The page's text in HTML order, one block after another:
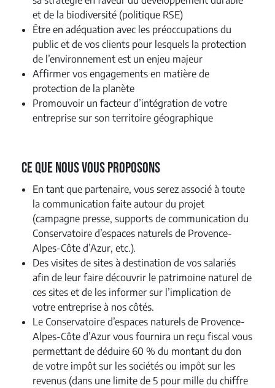
et de la biodiversité (politique RSE)
Être en adéquation avec les préoccupations du
public et de vos clients pour lesquels la protection
de l’environnement est un enjeu majeur
Affirmer vos engagements en matière de
protection de la planète
Promouvoir un facteur d’intégration de votre
entreprise sur son territoire géographique
Ce que nous vous proposons
En tant que partenaire, vous serez associé à toute
la communication faite autour du projet
(campagne presse, supports de communication du
Conservatoire d’espaces naturels de Provence-
Alpes-Côte d’Azur, etc.).
Des visites de sites à destination de vos salariés
afin de leur faire découvrir le patrimoine naturel de
ces sites et de les informer sur l’implication de
votre entreprise à nos côtés.
Le Conservatoire d’espaces naturels de Provence-
Alpes-Côte d’Azur vous fournira un reçu fiscal vous
permettant de déduire 60 % du montant du don
de votre impôt sur les sociétés ou impôt sur les
revenus (dans une limite de 5 pour mille du chiffre